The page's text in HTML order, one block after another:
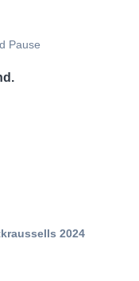
Pause
2024